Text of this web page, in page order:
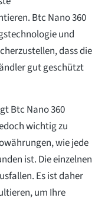
Btc Nano 360
und
dass die
gut geschützt
Btc Nano 360
wichtig zu
wie jede
ist. Die einzelnen
Es ist daher
um Ihre